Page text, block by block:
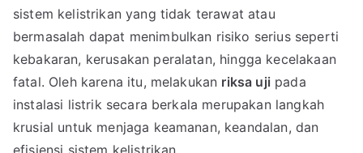
sistem kelistrikan yang tidak terawat atau
bermasalah dapat menimbulkan risiko serius seperti
kebakaran, kerusakan peralatan, hingga kecelakaan
fatal. Oleh karena itu, melakukan riksa uji pada
instalasi listrik secara berkala merupakan langkah
krusial untuk menjaga keamanan, keandalan, dan
efisiensi sistem kelistrikan.